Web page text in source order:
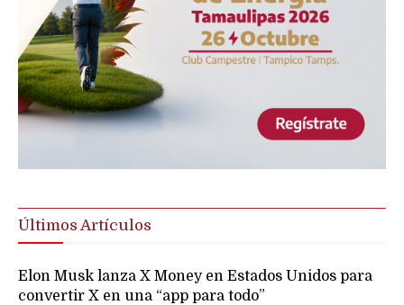
Últimos Artículos
Elon Musk lanza X Money en Estados Unidos para
convertir X en una “app para todo”